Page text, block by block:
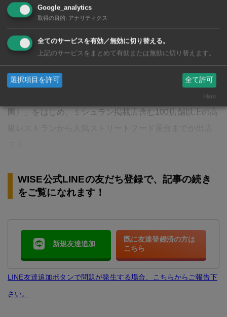
お客様の入居から退去時まで、敷金・返金も日本
人スタッフがしっかり最後までサポートいたしま
昭和の思いやりを提供しております。
目玉となるのはタイ国内最大の「ルーフパーク（屋上公
園）」をはじめ、ミシュラン掲載店含む100店舗以上の高
WISE公式LINEの友だち登録で、記事の続き
をご覧になれます！
新規友達追加
既に友達登録済の方は
こちら
LINE友達追加ボタンで問題が発生する場合、こちらからご報告下
さい。
Google_analytics
取得の目的: アナリティクス
全てのサービスを有効／無効に切り替える。
上記のサービスをまとめて有効または無効に切り替えます。
選択項目を許可 全て許可
Klaro